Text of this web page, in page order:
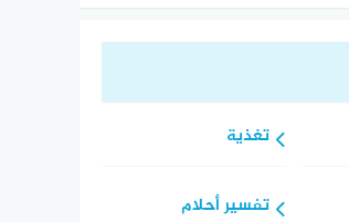
تغذية
تفسير أحلام